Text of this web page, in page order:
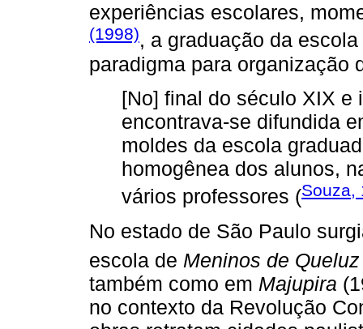
experiências escolares,
(1998), a graduação da
paradigma para organização
[No] final do século XIX e
encontrava-se difundida
moldes da escola
homogênea dos alunos,
vários professores (Souza,
No estado de São Paulo
escola de Meninos de Queluz
também como em Majupira
no contexto da Revolução